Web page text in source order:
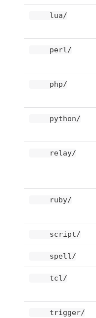
lua/
perl/
php/
python/
relay/
ruby/
script/
spell/
tcl/
trigger/